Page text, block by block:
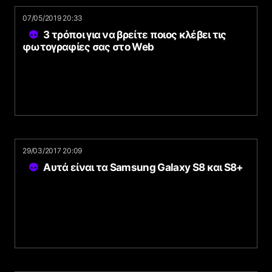
07/05/2019 20:33
3 τρόποι για να βρείτε ποιος κλέβει τις
φωτογραφίες σας στο Web
29/03/2017 20:09
Αυτά είναι τα Samsung Galaxy S8 και S8+